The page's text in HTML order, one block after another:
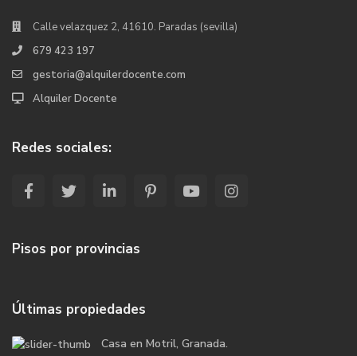
Calle velazquez 2, 41610. Paradas (sevilla)
679 423 197
gestoria@alquilerdocente.com
Alquiler Docente
Redes sociales:
Pisos por provincias
Últimas propiedades
Casa en Motril, Granada.